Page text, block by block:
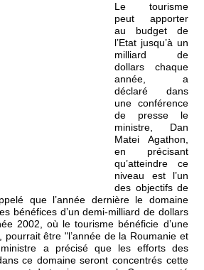
Le tourisme
peut apporter
au budget de
l’Etat jusqu’à un
milliard de
dollars chaque
année, a
déclaré dans
une conférence
de presse le
ministre, Dan
Matei Agathon,
en précisant
qu’atteindre ce
niveau est l’un
des objectifs de
que l’année dernière le domaine
bénéfices d’un demi-milliard de dollars
2002, où le tourisme bénéficie d’une
pourrait être "l’année de la Roumanie et
a précisé que les efforts des
ce domaine seront concentrés cette